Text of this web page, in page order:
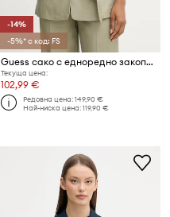
-14%
-5%* с код: FS
Guess сако с едноредно закопчаване дамско с лен CARLA
Текуща цена:
102,99 €
Редовна цена:149,90 €
Най-ниска цена:119,90 €